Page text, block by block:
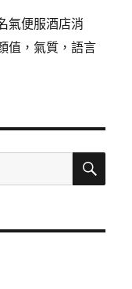
氣便服酒店消
值，氣質，語言
搜